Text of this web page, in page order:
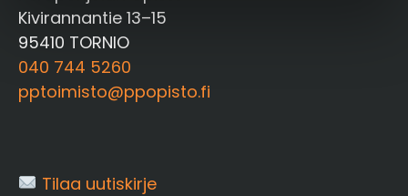
Kivirannantie 13–15
95410 TORNIO
040 744 5260
pptoimisto@ppopisto.fi
Tilaa uutiskirje